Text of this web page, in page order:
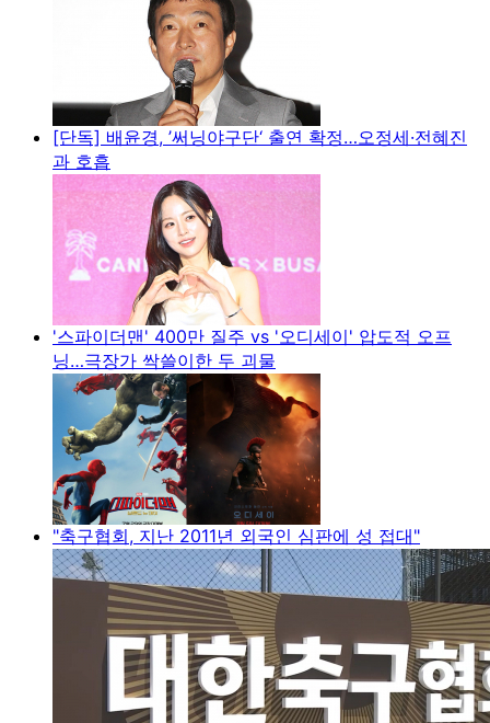
[단독] 배윤경, ’써닝야구단‘ 출연 확정…오정세·전혜진
과 호흡
'스파이더맨' 400만 질주 vs '오디세이' 압도적 오프
닝…극장가 싹쓸이한 두 괴물
"축구협회, 지난 2011년 외국인 심판에 성 접대"